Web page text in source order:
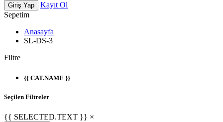
Giriş Yap
Kayıt Ol
Sepetim
Anasayfa
SL-DS-3
Filtre
{{ CAT.NAME }}
Seçilen Filtreler
{{ SELECTED.TEXT }} ×